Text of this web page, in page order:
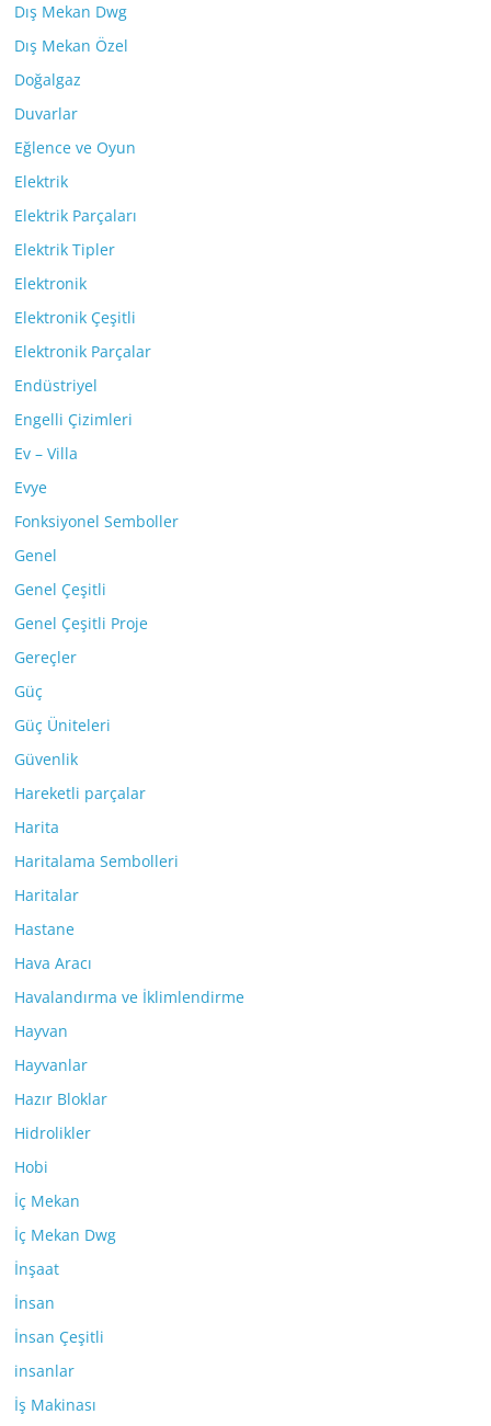
Dış Mekan Dwg
Dış Mekan Özel
Doğalgaz
Duvarlar
Eğlence ve Oyun
Elektrik
Elektrik Parçaları
Elektrik Tipler
Elektronik
Elektronik Çeşitli
Elektronik Parçalar
Endüstriyel
Engelli Çizimleri
Ev – Villa
Evye
Fonksiyonel Semboller
Genel
Genel Çeşitli
Genel Çeşitli Proje
Gereçler
Güç
Güç Üniteleri
Güvenlik
Hareketli parçalar
Harita
Haritalama Sembolleri
Haritalar
Hastane
Hava Aracı
Havalandırma ve İklimlendirme
Hayvan
Hayvanlar
Hazır Bloklar
Hidrolikler
Hobi
İç Mekan
İç Mekan Dwg
İnşaat
İnsan
İnsan Çeşitli
insanlar
İş Makinası